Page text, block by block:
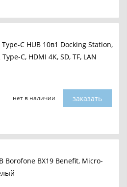
C HUB 10в1 Docking Station,
C, HDMI 4K, SD, TF, LAN
нет в наличии заказать
Borofone BX19 Benefit, Micro-